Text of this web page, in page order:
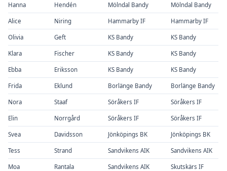
Hanna Hendén Mölndal Bandy Mölndal Bandy
Alice Niring Hammarby IF Hammarby IF
Olivia Geft KS Bandy KS Bandy
Klara Fischer KS Bandy KS Bandy
Ebba Eriksson KS Bandy KS Bandy
Frida Eklund Borlänge Bandy Borlänge Bandy
Nora Staaf Söråkers IF Söråkers IF
Elin Norrgård Söråkers IF Söråkers IF
Svea Davidsson Jönköpings BK Jönköpings BK
Tess Strand Sandvikens AIK Sandvikens AIK
Moa Rantala Sandvikens AIK Skutskärs IF